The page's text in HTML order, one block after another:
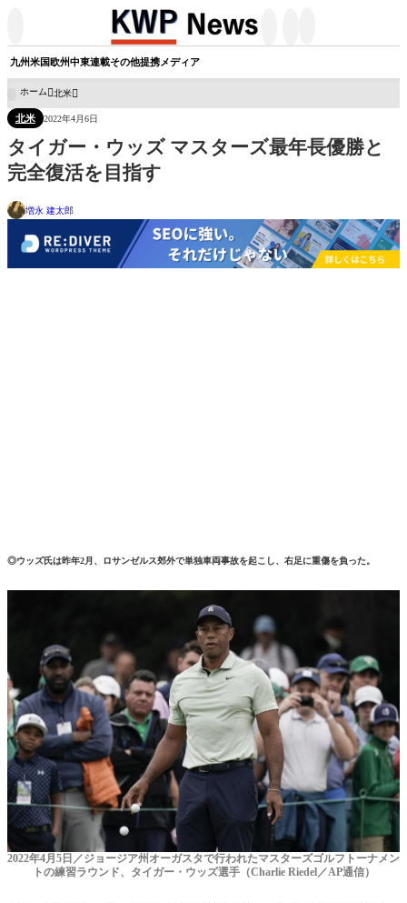
九州米国欧州中東連載その他提携メディア
ホーム 北米
北米 2022年4月6日
タイガー・ウッズ マスターズ最年長優勝と
完全復活を目指す
増永 建太郎
◎ウッズ氏は昨年2月、ロサンゼルス郊外で単独車両事故を起こし、右足に重傷を負った。
2022年4月5日／ジョージア州オーガスタで行われたマスターズゴルフトーナメン
トの練習ラウンド、タイガー・ウッズ選手（Charlie Riedel／AP通信）